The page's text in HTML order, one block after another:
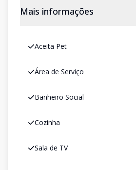
Mais informações
Aceita Pet
Área de Serviço
Banheiro Social
Cozinha
Sala de TV